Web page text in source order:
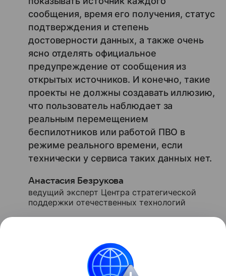
сообщения, время его получения, статус
подтверждения и степень
достоверности данных, а также очень
ясно отделять официальное
предупреждение от сообщения из
открытых источников. И конечно, такие
проекты не должны создавать иллюзию,
что пользователь наблюдает за
реальным перемещением
беспилотников или работой ПВО в
режиме реального времени, если
технически у сервиса таких данных нет.
Анастасия Безрукова
ведущий эксперт Центра стратегической
поддержки отечественных технологий
наживаются на теме бензина.